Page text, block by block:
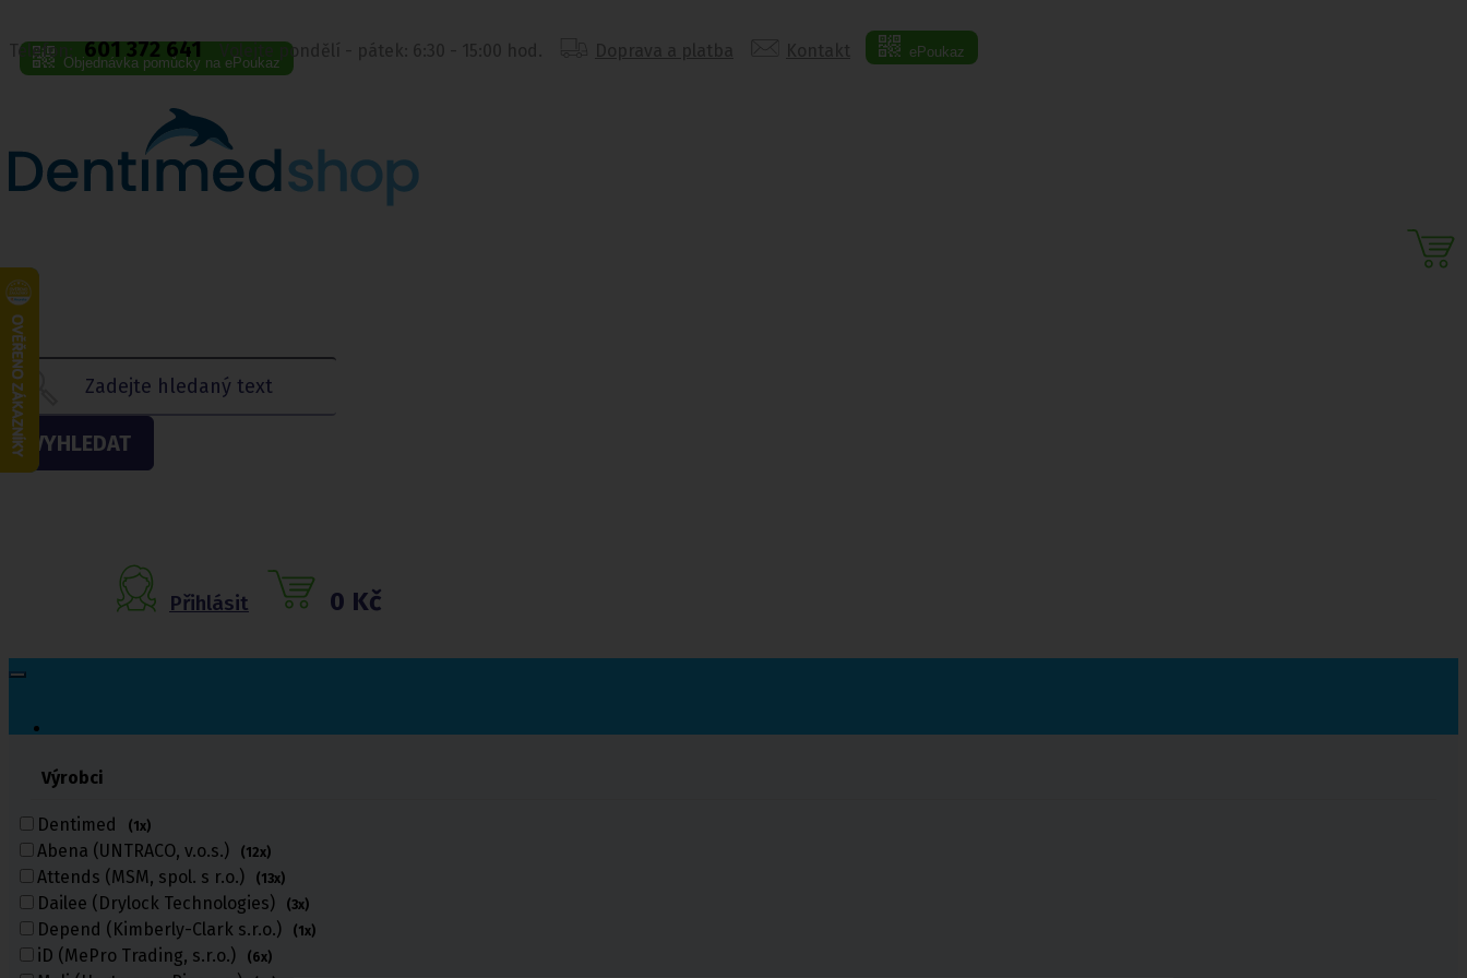
Telefon: 601 372 641 Volejte pondělí - pátek: 6:30 - 15:00 hod. ePoukaz
Objednávka pomůcky na ePoukaz
VYHLEDAT
Přihlásit 0 Kč
pomůcky
Inkontinenční kalhotky
Inkontinenční vložky
Inkontinenční plavky
Inkontinenční podložky
Inkontinenční pleny
Fixační kalhotky a body
Výrobci
Dentimed (1x)
Abena (UNTRACO, v.o.s.) (12x)
Attends (MSM, spol. s r.o.) (13x)
Dailee (Drylock Technologies) (3x)
Depend (Kimberly-Clark s.r.o.) (1x)
iD (MePro Trading, s.r.o.) (6x)